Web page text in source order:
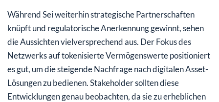
Während Sei weiterhin strategische Partnerschaften
knüpft und regulatorische Anerkennung gewinnt, sehen
die Aussichten vielversprechend aus. Der Fokus des
Netzwerks auf tokenisierte Vermögenswerte positioniert
es gut, um die steigende Nachfrage nach digitalen Asset-
Lösungen zu bedienen. Stakeholder sollten diese
Entwicklungen genau beobachten, da sie zu erheblichen